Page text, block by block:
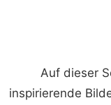
Auf dieser
inspirierende